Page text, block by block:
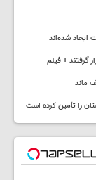
ایجاد شده‌اند
گرفتند + فیلم
ماند
را تأمین کرده است